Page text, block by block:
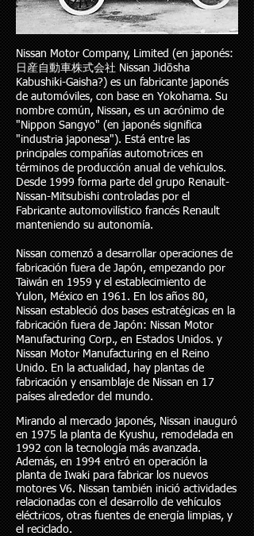
Mirando al mercado japonés, Nissan inauguró
en 1975 la planta de Kyushu, remodelada en
1992 con la tecnología más avanzada.
Además, en 1994 entró en operación la
planta de Iwaki para fabricar los nuevos
motores V6. Nissan también inició actividades
relacionadas con el desarrollo de vehículos
eléctricos, otras fuentes de energía limpias, y
el reciclado.
Nissan Motor Company, Limited (en japonés:
日産自動車株式会社 Nissan Jidōsha
Kabushiki-Gaisha?) es un fabricante japonés
de automóviles, con base en Yokohama. Su
nombre común, Nissan, es un acrónimo de
"Nippon Sangyo" (en japonés significa
"industria japonesa"). Está entre las
principales compañías automotrices en
términos de producción anual de vehículos.
Desde 1999 forma parte del grupo Renault-
Nissan-Mitsubishi controladas por el
Fabricante automovilístico francés Renault
manteniendo su autonomía.
Nissan comenzó a desarrollar operaciones de
fabricación fuera de Japón, empezando por
Taiwán en 1959 y el establecimiento de
Yulon, México en 1961. En los años 80,
Nissan estableció dos bases estratégicas en la
fabricación fuera de Japón: Nissan Motor
Manufacturing Corp., en Estados Unidos. y
Nissan Motor Manufacturing en el Reino
Unido. En la actualidad, hay plantas de
fabricación y ensamblaje de Nissan en 17
países alrededor del mundo.